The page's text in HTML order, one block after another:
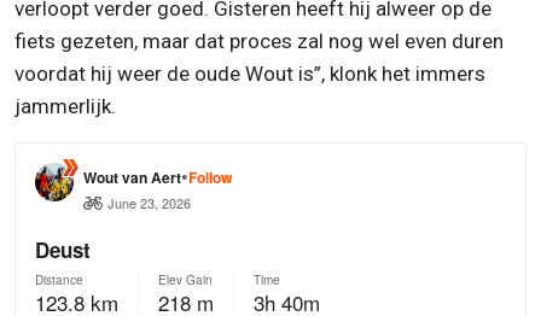
verloopt verder goed. Gisteren heeft hij alweer op de
fiets gezeten, maar dat proces zal nog wel even duren
voordat hij weer de oude Wout is”, klonk het immers
jammerlijk.